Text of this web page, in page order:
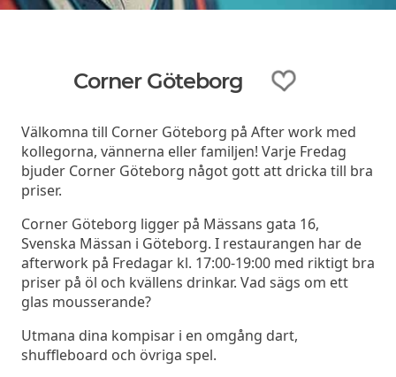
Corner Göteborg
Välkomna till Corner Göteborg på After work med
kollegorna, vännerna eller familjen! Varje Fredag
bjuder Corner Göteborg något gott att dricka till bra
priser.
Corner Göteborg ligger på Mässans gata 16,
Svenska Mässan i Göteborg. I restaurangen har de
afterwork på Fredagar kl. 17:00-19:00 med riktigt bra
priser på öl och kvällens drinkar. Vad sägs om ett
glas mousserande?
Utmana dina kompisar i en omgång dart,
shuffleboard och övriga spel.